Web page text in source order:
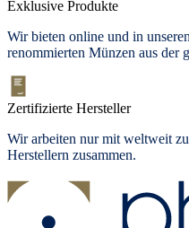
Exklusive Produkte
Wir bieten online und in
renommierten Münzen aus der
Zertifizierte Hersteller
Wir arbeiten nur mit weltweit
Herstellern zusammen.